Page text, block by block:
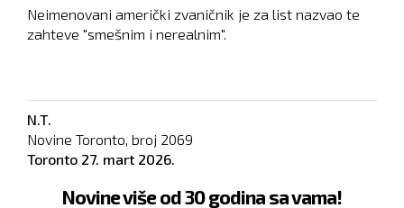
Neimenovani američki zvaničnik je za list nazvao te
zahteve "smešnim i nerealnim".
N.T.
Novine Toronto, broj 2069
Toronto 27. mart 2026.
Novine više od 30 godina sa vama!